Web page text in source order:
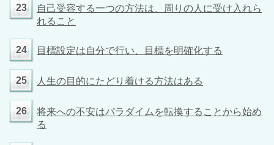
23
自己受容する一つの方法は、周りの人に受け入れら
れること
24 目標設定は自分で行い、目標を明確化する
25 人生の目的にたどり着ける方法はある
26
将来への不安はパラダイムを転換することから始め
る